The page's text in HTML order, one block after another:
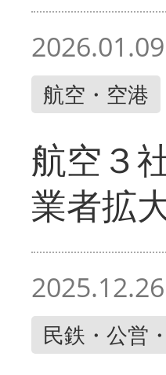
2026.01.09
航空・空港
航空３
業者拡
2025.12.26
民鉄・公営